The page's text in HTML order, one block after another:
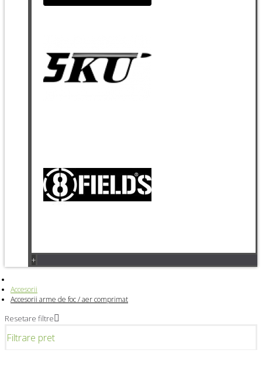
+
Accesorii
Accesorii arme de foc / aer comprimat
Resetare filtre
Filtrare pret